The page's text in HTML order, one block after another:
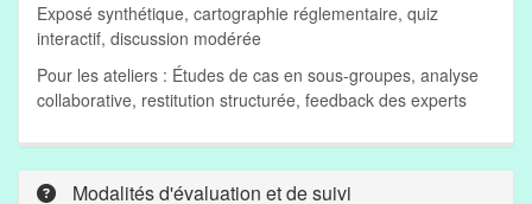
Exposé synthétique, cartographie réglementaire, quiz
interactif, discussion modérée
Pour les ateliers : Études de cas en sous-groupes, analyse
collaborative, restitution structurée, feedback des experts
Modalités d'évaluation et de suivi